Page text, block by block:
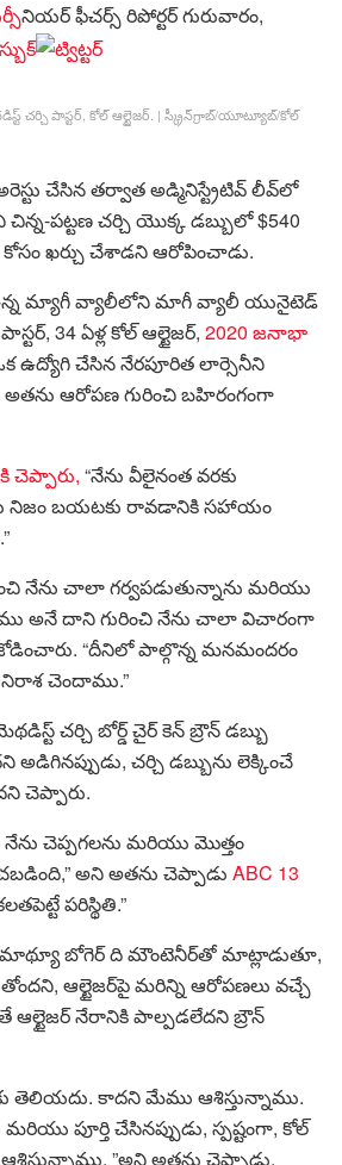
సీనియర్ ఫీచర్స్ రిపోర్టర్గురువారం,
పాస్టర్, కోల్ ఆల్టైజర్. | స్క్రీన్‌గ్రాబ్/యూట్యూబ్/కోల్
చేసిన తర్వాత అడ్మినిస్ట్రేటివ్ లీవ్‌లో
పట్టణ చర్చి యొక్క డబ్బులో $540
ఖర్చు చేశాడని ఆరోపించాడు.
మ్యాగీ వ్యాలీలోని మాగీ వ్యాలీ యునైటెడ్
34 ఏళ్ల కోల్ ఆల్టైజర్, 2020 జనాభా
ఉద్యోగి చేసిన నేరపూరిత లార్సెనీని
అతను ఆరోపణ గురించి బహిరంగంగా
చెప్పారు, “నేను వీలైనంత వరకు
నిజం బయటకు రావడానికి సహాయం
నేను చాలా గర్వపడుతున్నాను మరియు
అనే దాని గురించి నేను చాలా విచారంగా
“దీనిలో పాల్గొన్న మనమందరం
చెందాము.”
చర్చి బోర్డ్ చైర్ కెన్ బ్రౌన్ డబ్బు
చర్చి డబ్బును లెక్కించే
చెప్పారు.
నేను చెప్పగలను మరియు మొత్తం
అని అతను చెప్పాడు ABC 13
పరిస్థితి.”
బోగెర్ ది మౌంటెనీర్‌తో మాట్లాడుతూ,
ఆల్టైజర్‌పై మరిన్ని ఆరోపణలు వచ్చే
నేరానికి పాల్పడలేదని బ్రౌన్
తెలియదు. కాదని మేము ఆశిస్తున్నాము.
పూర్తి చేసినప్పుడు, స్పష్టంగా, కోల్
”అని అతను చెప్పాడు.